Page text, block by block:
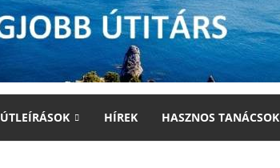
ÚTLEÍRÁSOK HÍREK HASZNOS TANÁCSOK